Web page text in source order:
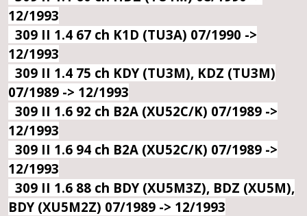
12/1993
309 II 1.4 67 ch K1D (TU3A) 07/1990 ->
12/1993
309 II 1.4 75 ch KDY (TU3M), KDZ (TU3M)
07/1989 -> 12/1993
309 II 1.6 92 ch B2A (XU52C/K) 07/1989 ->
12/1993
309 II 1.6 94 ch B2A (XU52C/K) 07/1989 ->
12/1993
309 II 1.6 88 ch BDY (XU5M3Z), BDZ (XU5M),
BDY (XU5M2Z) 07/1989 -> 12/1993